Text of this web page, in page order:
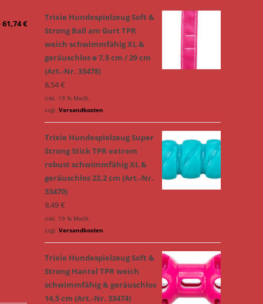
61,74€
Trixie Hundespielzeug Soft &
Strong Ball am Gurt TPR
weich schwimmfähig XL &
geräuschlos ø 7,5 cm / 29 cm
(Art.-Nr. 33478)
8,54€
inkl. 19 % MwSt.
zzgl. Versandkosten
Trixie Hundespielzeug Super
Strong Stick TPR extrem
robust schwimmfähig XL &
geräuschlos 22,2 cm (Art.-Nr.
33470)
9,49€
inkl. 19 % MwSt.
zzgl. Versandkosten
Trixie Hundespielzeug Soft &
Strong Hantel TPR weich
schwimmfähig & geräuschlos
14,5 cm (Art.-Nr. 33474)